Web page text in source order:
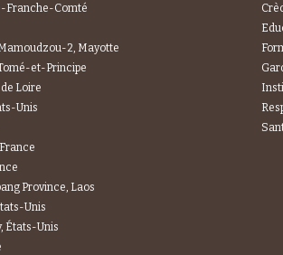
Franche-Comté
2, Mayotte
et-Principe
Loire
Unis
Province, Laos
Unis
États-Unis